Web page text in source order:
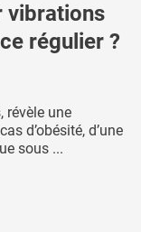
vibrations
régulier ?
révèle une
d’obésité, d’une
sous ...